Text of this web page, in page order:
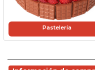
Pastelería